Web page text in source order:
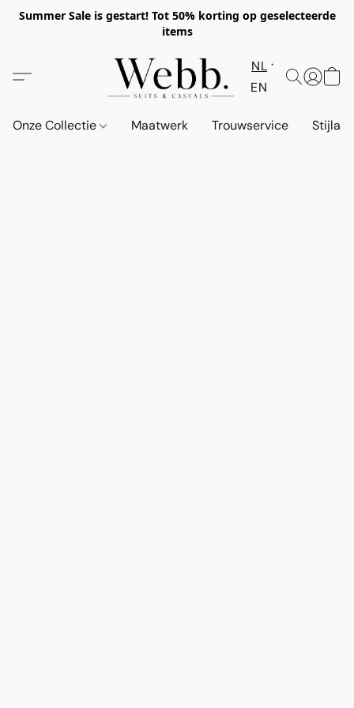
Summer Sale is gestart! Tot 50% korting op geselecteerde
items
NL
EN
Onze Collectie Maatwerk Trouwservice